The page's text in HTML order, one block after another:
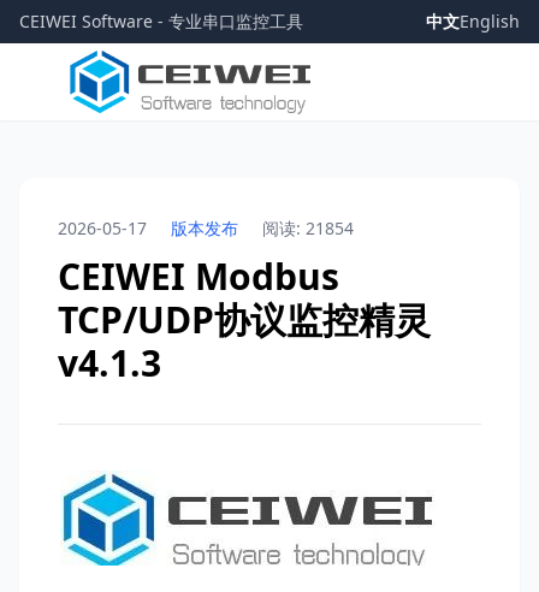
CEIWEI Software - 专业串口监控工具 中文English
2026-05-17 版本发布 阅读: 21854
CEIWEI Modbus
TCP/UDP协议监控精灵
v4.1.3